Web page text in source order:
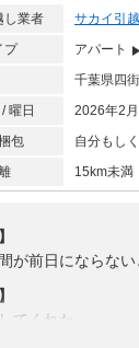
なかったように思
時期によるものと
し業者
サカイ引
プ
アパート
千葉県四
曜日
2026年2
包
自分もし
15km未満
が前日にならな
てくれた。